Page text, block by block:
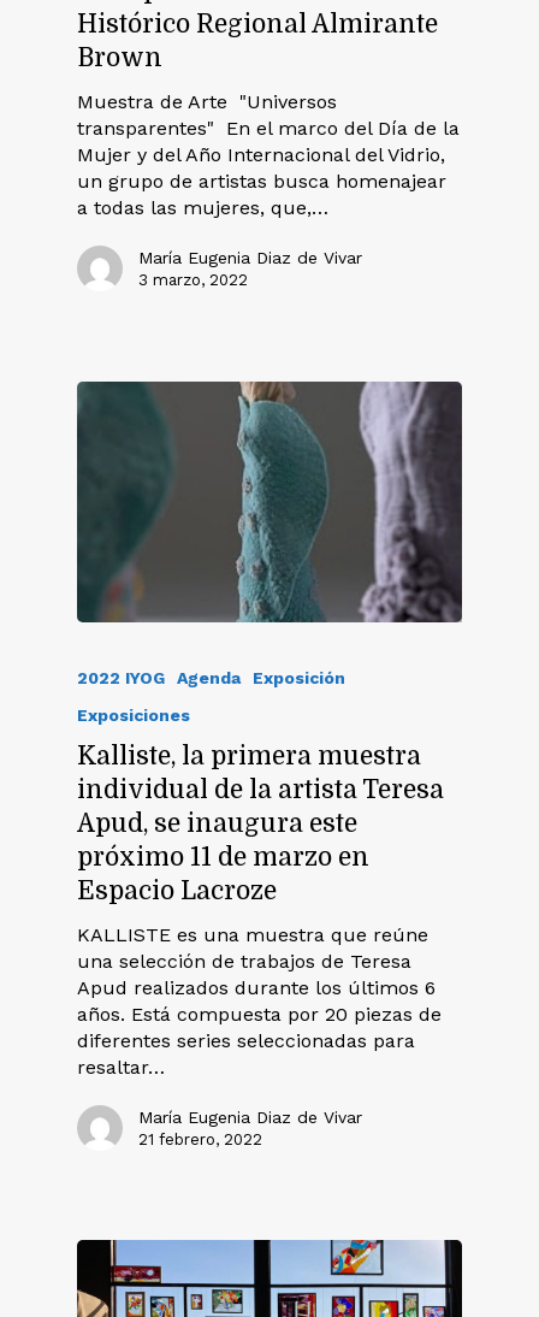
Histórico Regional Almirante
Brown
Muestra de Arte "Universos
transparentes" En el marco del Día de la
Mujer y del Año Internacional del Vidrio,
un grupo de artistas busca homenajear
a todas las mujeres, que,…
María Eugenia Diaz de Vivar
3 marzo, 2022
2022 IYOG Agenda
Exposición
Exposiciones
Kalliste, la primera muestra
individual de la artista Teresa
Apud, se inaugura este
próximo 11 de marzo en
Espacio Lacroze
KALLISTE es una muestra que reúne
una selección de trabajos de Teresa
Apud realizados durante los últimos 6
años. Está compuesta por 20 piezas de
diferentes series seleccionadas para
resaltar…
María Eugenia Diaz de Vivar
21 febrero, 2022